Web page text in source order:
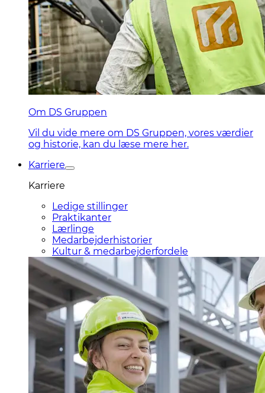
Om DS Gruppen
Vil du vide mere om DS Gruppen, vores værdier
og historie, kan du læse mere her.
Karriere
Karriere
Ledige stillinger
Praktikanter
Lærlinge
Medarbejderhistorier
Kultur & medarbejderfordele